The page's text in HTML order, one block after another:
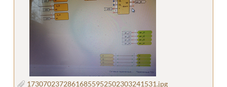
17307023728616855952502303241531.jpg